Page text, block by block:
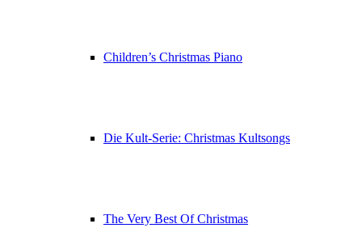
Children’s Christmas Piano
Die Kult-Serie: Christmas Kultsongs
The Very Best Of Christmas